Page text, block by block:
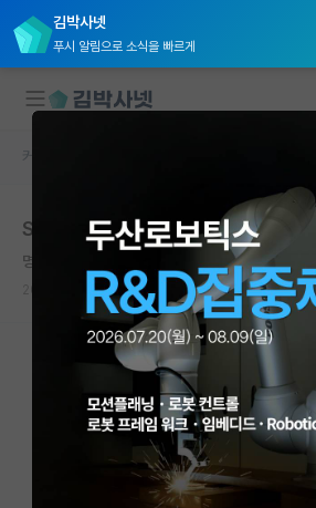
김박사넷
푸시 알림으로 소식을 빠르게
국내대학원 정보
연구실&오픈랩
커뮤니티
커뮤니티 홈
전체글보기
베스트 게시판
IF 명예의전당
커뮤니티 홈
Sci급 2저자 취업 도움
명석한 쇠렌 키르케고르
6 1791